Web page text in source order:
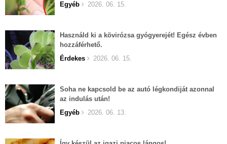
Egyéb
2026. 06. 15.
Használd ki a kövirózsa gyógyerejét! Egész évben
hozzáférhető.
Érdekes
2026. 06. 15.
Soha ne kapcsold be az autó légkondiját azonnal
az indulás után!
Egyéb
2026. 06. 13.